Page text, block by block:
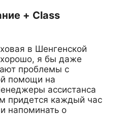
+ Class
в Шенгенской
хорошо, я бы даже
проблемы с
помощи на
ассистанса
придется каждый час
напоминать о